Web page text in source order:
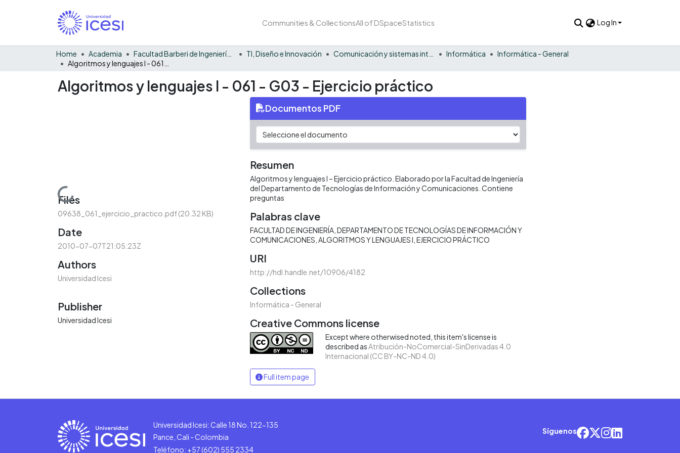
Communities & CollectionsAll of DSpaceStatistics Log In
Home Academia Facultad Barberi de Ingeniería, Diseño y Ciencias Aplicadas TI, Diseño e Innovación Informática
Informática - General
Algoritmos y lenguajes I - 061 - G03 - Ejercicio práctico
Loading...
Files
09638_061_ejercicio_practico.pdf(20.32 KB)
Date
2010-07-07T21:05:23Z
Authors
Universidad Icesi
Publisher
Universidad Icesi
Documentos PDF
Resumen
Algoritmos y lenguajes I – Ejercicio práctico. Elaborado por la Facultad de Ingeniería
del Departamento de Tecnologías de Información y Comunicaciones. Contiene
preguntas
Palabras clave
FACULTAD DE INGENIERÍA DEPARTAMENTO DE TECNOLOGÍAS DE INFORMACIÓN Y
COMUNICACIONES ALGORITMOS Y LENGUAJES I EJERCICIO PRÁCTICO
URI
http://hdl.handle.net/10906/4182
Collections
Informática - General
Creative Commons license
Except where otherwised noted, this item's license is
described as Atribución-NoComercial-SinDerivadas 4.0
Internacional (CC BY-NC-ND 4.0)
Full item page
Universidad Icesi: Calle 18 No. 122-135
Pance, Cali - Colombia
Teléfono: +57 (602) 555 2334
Síguenos